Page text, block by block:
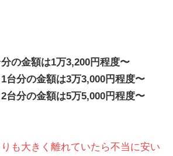
の金額は1万3,200円程度〜
台分の金額は3万3,000円程度〜
台分の金額は5万5,000円程度〜
も大きく離れていたら不当に安い